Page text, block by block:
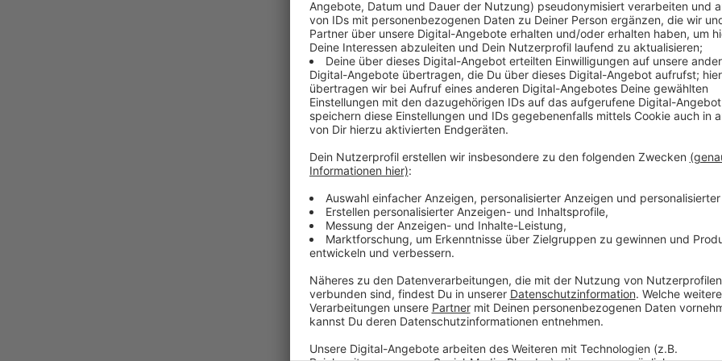
Hendrik Frost
Das zufälligste Wissen der Welt: "1000-
Anzeige
Das zufälligste Wissen der Welt mit Hendrik
Anzeige
Das gesamte Wissen ist immer dabei: Dank
uns quasi das sämtliches Wissen der Menschheit
fast 3 Millionen deutsche Wikipedia-Artikel. Und